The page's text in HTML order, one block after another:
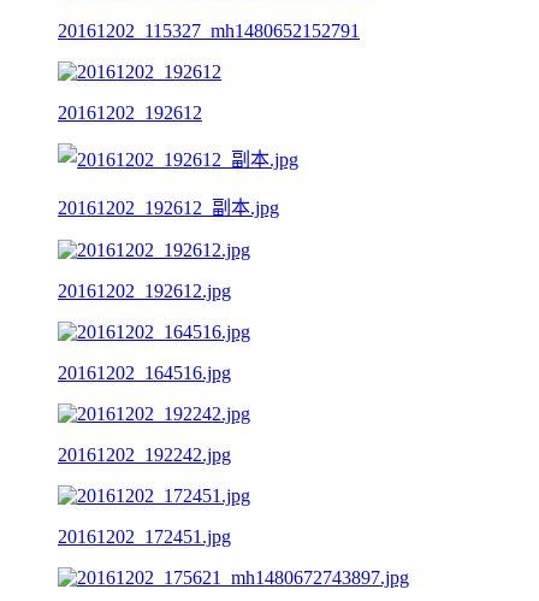
20161202_115327_mh1480652152791
20161202_192612
20161202_192612_副本.jpg
20161202_192612.jpg
20161202_164516.jpg
20161202_192242.jpg
20161202_172451.jpg